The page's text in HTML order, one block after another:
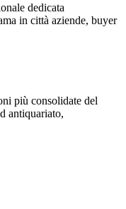
dedicata
in città aziende, buyer
più consolidate del
antiquariato,